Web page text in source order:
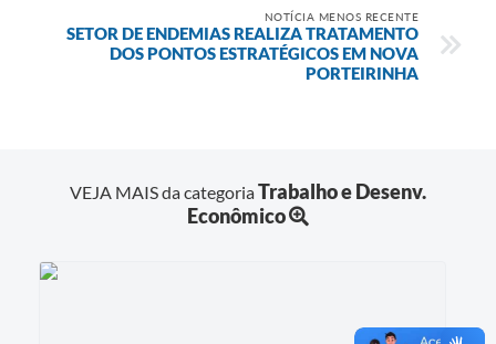
NOTÍCIA MENOS RECENTE
SETOR DE ENDEMIAS REALIZA TRATAMENTO
DOS PONTOS ESTRATÉGICOS EM NOVA
PORTEIRINHA
VEJA MAIS da categoriaTrabalho e Desenv.
Econômico